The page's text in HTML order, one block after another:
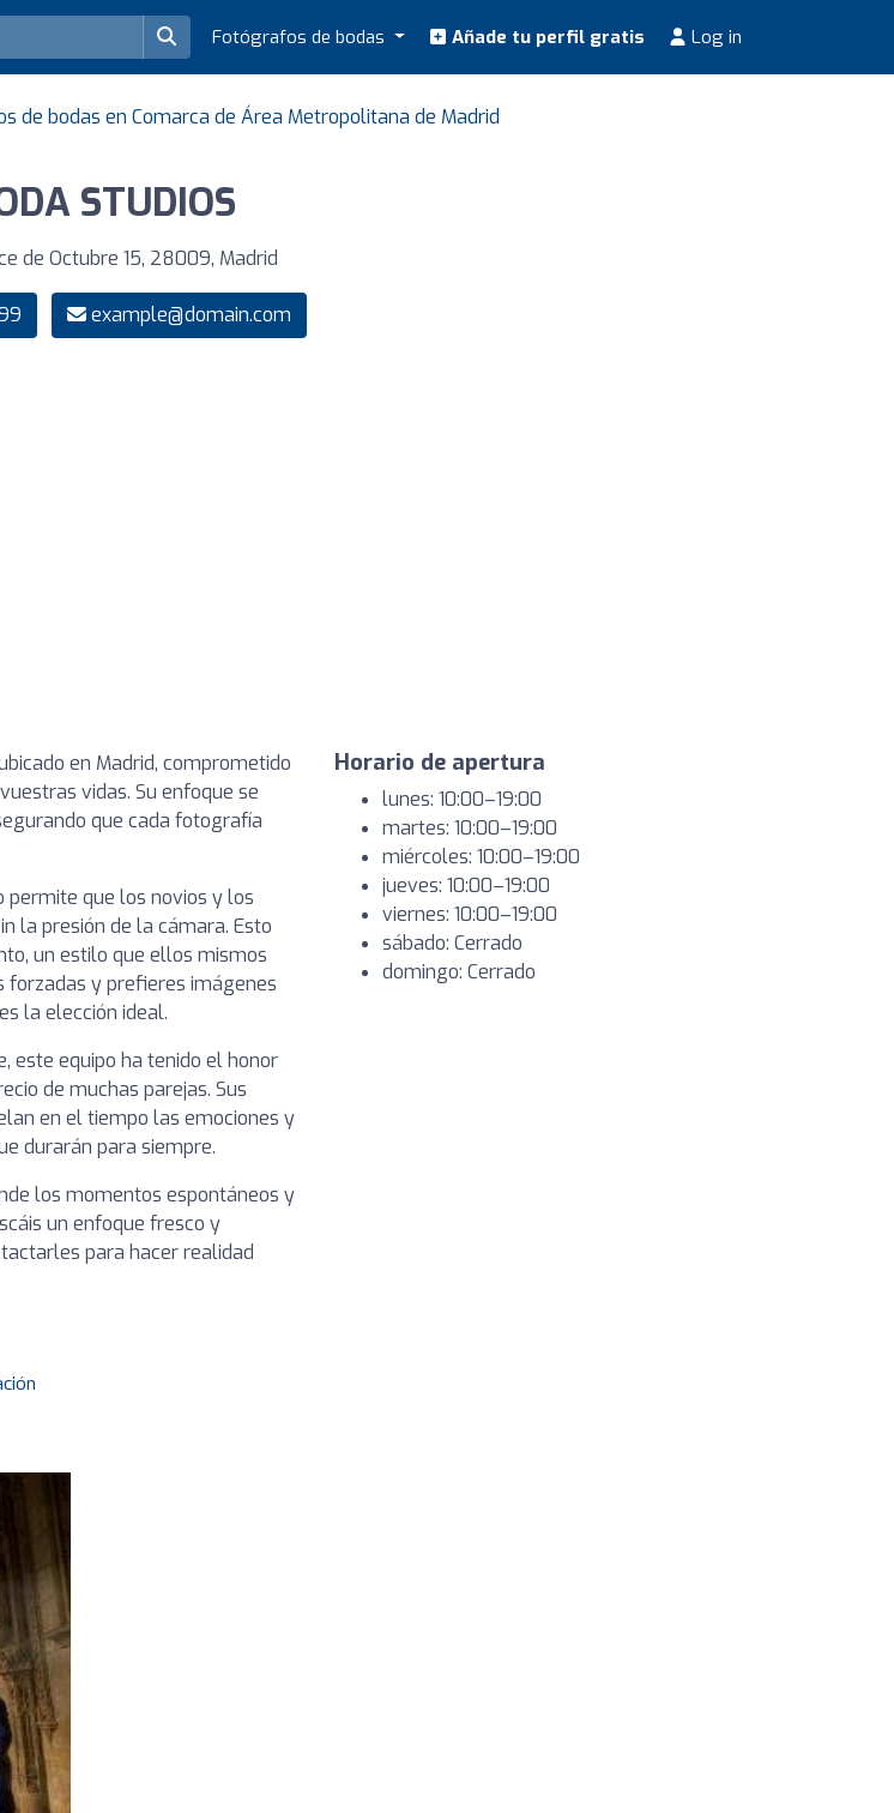
Fotógrafos de bodas Añade tu perfil gratis Log in
de bodas en Comarca de Área Metropolitana de Madrid
STUDIOS
de Octubre 15, 28009, Madrid
example@domain.com
en Madrid, comprometido
vidas. Su enfoque se
que cada fotografía
permite que los novios y los
la presión de la cámara. Esto
un estilo que ellos mismos
forzadas y prefieres imágenes
la elección ideal.
este equipo ha tenido el honor
de muchas parejas. Sus
en el tiempo las emociones y
durarán para siempre.
los momentos espontáneos y
un enfoque fresco y
para hacer realidad
Horario de apertura
lunes: 10:00–19:00
martes: 10:00–19:00
miércoles: 10:00–19:00
jueves: 10:00–19:00
viernes: 10:00–19:00
sábado: Cerrado
domingo: Cerrado